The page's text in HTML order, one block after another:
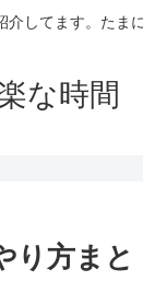
してます。たま
な時間
り方まと